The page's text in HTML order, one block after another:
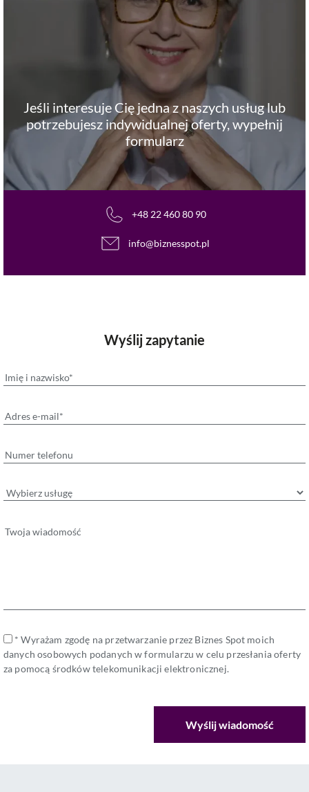
Jeśli interesuje Cię jedna z naszych usług lub
potrzebujesz indywidualnej oferty, wypełnij
formularz
+48 22 460 80 90
info@biznesspot.pl
Wyślij zapytanie
* Wyrażam zgodę na przetwarzanie przez Biznes Spot moich
danych osobowych podanych w formularzu w celu przesłania oferty
za pomocą środków telekomunikacji elektronicznej.